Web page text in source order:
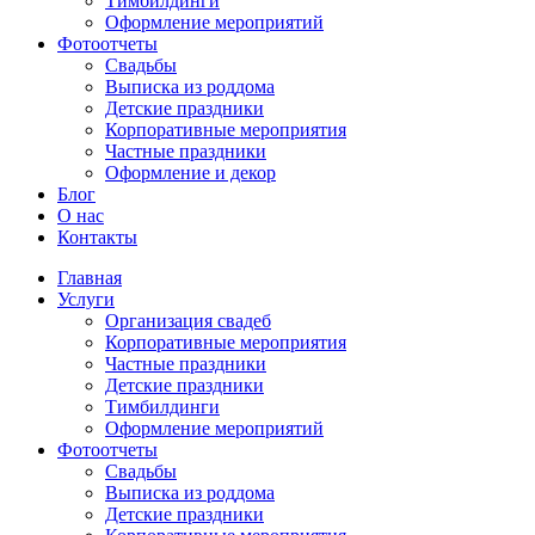
Оформление мероприятий
Фотоотчеты
Cвадьбы
Выписка из роддома
Детские праздники
Корпоративные мероприятия
Частные праздники
Оформление и декор
Блог
О нас
Контакты
Главная
Услуги
Организация свадеб
Корпоративные мероприятия
Частные праздники
Детские праздники
Тимбилдинги
Оформление мероприятий
Фотоотчеты
Cвадьбы
Выписка из роддома
Детские праздники